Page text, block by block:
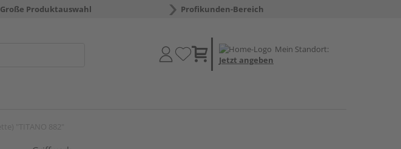
Große Produktauswahl Profikunden-Bereich
Mein Standort:
Jetzt angeben